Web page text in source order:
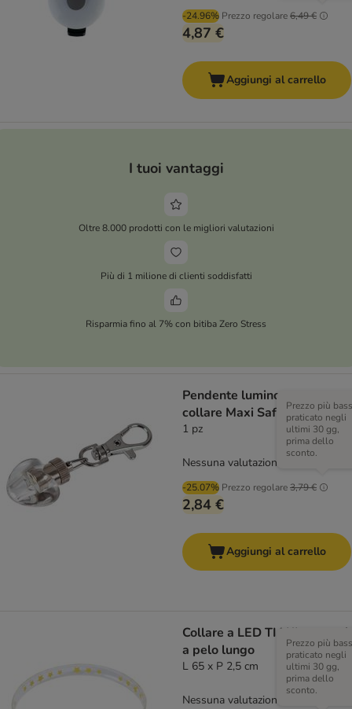
-24.96% Prezzo regolare6,49 €
4,87 €
Aggiungi al carrello
I tuoi vantaggi
Oltre 8.000 prodotti con le migliori valutazioni
Più di 1 milione di clienti soddisfatti
Risparmia fino al 7% con bitiba Zero Stress
Pendente luminoso per
collare Maxi Safe Heart
1 pz
-25.07% Prezzo regolare3,79 €
Prezzo più
praticato negli
ultimi 30 gg,
prima dello
sconto.
2,84 €
Nessuna valutazione
Aggiungi al carrello
Collare a LED TIAKI per cani
a pelo lungo
L 65 x P 2,5 cm
Prezzo più
praticato negli
ultimi 30 gg,
prima dello
sconto.
Nessuna valutazione